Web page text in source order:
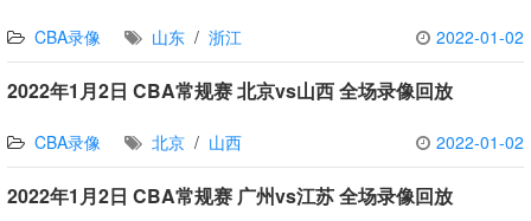
CBA录像 山东 / 浙江 2022-01-02
2022年1月2日 CBA常规赛 北京vs山西 全场录像回放
CBA录像 北京 / 山西 2022-01-02
2022年1月2日 CBA常规赛 广州vs江苏 全场录像回放